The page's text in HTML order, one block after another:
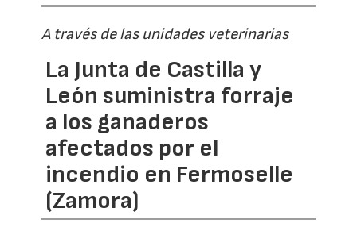
A través de las unidades veterinarias
La Junta de Castilla y
León suministra forraje
a los ganaderos
afectados por el
incendio en Fermoselle
(Zamora)